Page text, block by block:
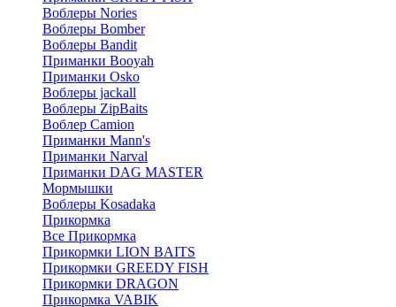
Воблеры Nories
Воблеры Bomber
Воблеры Bandit
Приманки Booyah
Приманки Osko
Воблеры jackall
Воблеры ZipBaits
Воблер Camion
Приманки Mann's
Приманки Narval
Приманки DAG MASTER
Мормышки
Воблеры Kosadaka
Прикормка
Все Прикормка
Прикормки LION BAITS
Прикормки GREEDY FISH
Прикормки DRAGON
Прикормка VABIK